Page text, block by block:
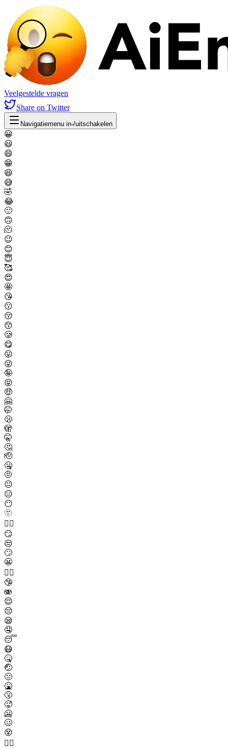
Veelgestelde vragen
Share on Twitter
Navigatiemenu in-/uitschakelen
😀
😃
😄
😁
😆
😅
🤣
😂
🙂
🙃
🫠
😉
😊
😇
🥰
😍
🤩
😘
😗
😚
😙
🥲
😋
😛
😜
🤪
😝
🤑
🤗
🤭
🫢
🫣
🤫
🤔
🫡
🤐
🤨
😐
😑
😶
🫥
😶‍🌫️
😏
😒
🙄
😬
😮‍💨
🤥
🫨
😌
😔
😪
🤤
😴
😷
🤒
🤕
🤢
🤮
🤧
🥵
🥶
🥴
😵
😵‍💫